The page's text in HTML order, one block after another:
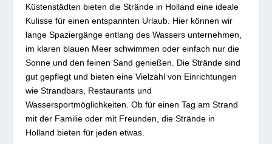
Küstenstädten bieten die Strände in Holland eine ideale
Kulisse für einen entspannten Urlaub. Hier können wir
lange Spaziergänge entlang des Wassers unternehmen,
im klaren blauen Meer schwimmen oder einfach nur die
Sonne und den feinen Sand genießen. Die Strände sind
gut gepflegt und bieten eine Vielzahl von Einrichtungen
wie Strandbars, Restaurants und
Wassersportmöglichkeiten. Ob für einen Tag am Strand
mit der Familie oder mit Freunden, die Strände in
Holland bieten für jeden etwas.